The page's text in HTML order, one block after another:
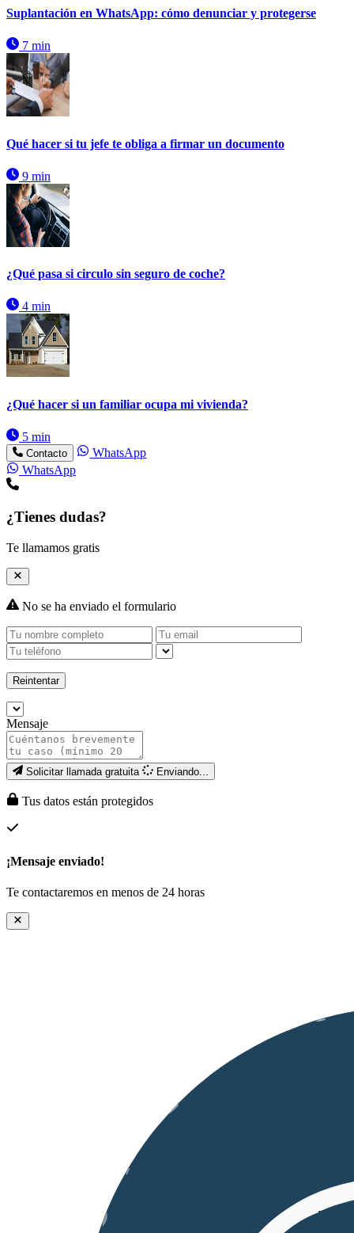
Suplantación en WhatsApp: cómo denunciar y protegerse
7 min
Qué hacer si tu jefe te obliga a firmar un documento
9 min
¿Qué pasa si circulo sin seguro de coche?
4 min
¿Qué hacer si un familiar ocupa mi vivienda?
5 min
Contacto
WhatsApp
WhatsApp
¿Tienes dudas?
Te llamamos gratis
No se ha enviado el formulario
Reintentar
Mensaje
Solicitar llamada gratuita Enviando...
Tus datos están protegidos
¡Mensaje enviado!
Te contactaremos en menos de 24 horas